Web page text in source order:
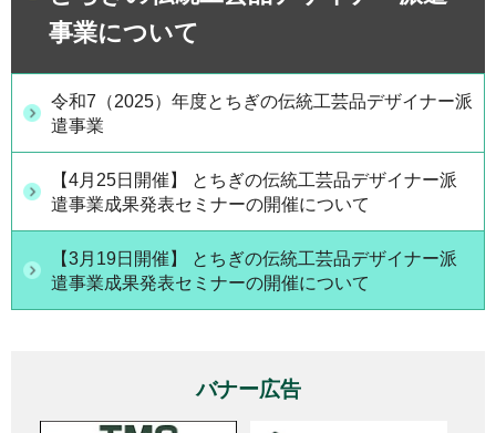
事業について
令和7（2025）年度とちぎの伝統工芸品デザイナー派
遣事業
【4月25日開催】 とちぎの伝統工芸品デザイナー派
遣事業成果発表セミナーの開催について
【3月19日開催】 とちぎの伝統工芸品デザイナー派
遣事業成果発表セミナーの開催について
バナー広告